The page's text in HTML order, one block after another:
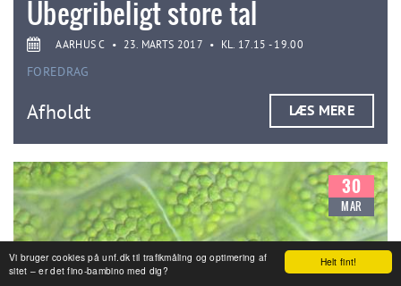
Helt fint!
Vi bruger cookies på unf.dk til trafikmåling og optimering af
sitet – er det fino-bambino med dig?
Ubegribeligt store tal
AARHUS C • 23. MARTS 2017 • KL. 17.15 - 19.00
FOREDRAG
Afholdt LÆS MERE
30
MAR